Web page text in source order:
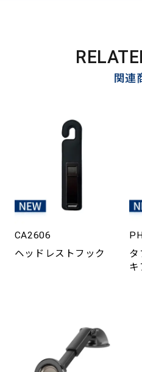
関連
CA2606
ヘッドレストフック
タ
キ